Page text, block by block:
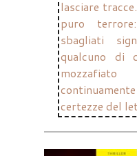
lasciare
puro
sbagliati
qualcuno di
certezze del